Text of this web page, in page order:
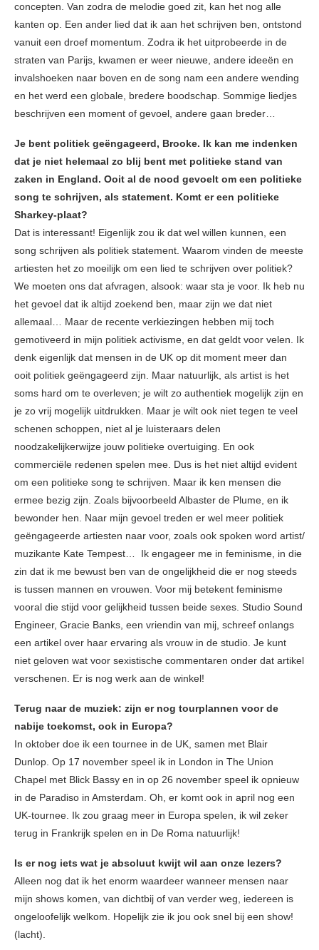
concepten. Van zodra de melodie goed zit, kan het nog alle
kanten op. Een ander lied dat ik aan het schrijven ben, ontstond
vanuit een droef momentum. Zodra ik het uitprobeerde in de
straten van Parijs, kwamen er weer nieuwe, andere ideeën en
invalshoeken naar boven en de song nam een andere wending
en het werd een globale, bredere boodschap. Sommige liedjes
beschrijven een moment of gevoel, andere gaan breder…
Je bent politiek geëngageerd, Brooke. Ik kan me indenken
dat je niet helemaal zo blij bent met politieke stand van
zaken in England. Ooit al de nood gevoelt om een politieke
song te schrijven, als statement. Komt er een politieke
Sharkey-plaat?
Dat is interessant! Eigenlijk zou ik dat wel willen kunnen, een
song schrijven als politiek statement. Waarom vinden de meeste
artiesten het zo moeilijk om een lied te schrijven over politiek?
We moeten ons dat afvragen, alsook: waar sta je voor. Ik heb nu
het gevoel dat ik altijd zoekend ben, maar zijn we dat niet
allemaal… Maar de recente verkiezingen hebben mij toch
gemotiveerd in mijn politiek activisme, en dat geldt voor velen. Ik
denk eigenlijk dat mensen in de UK op dit moment meer dan
ooit politiek geëngageerd zijn. Maar natuurlijk, als artist is het
soms hard om te overleven; je wilt zo authentiek mogelijk zijn en
je zo vrij mogelijk uitdrukken. Maar je wilt ook niet tegen te veel
schenen schoppen, niet al je luisteraars delen
noodzakelijkerwijze jouw politieke overtuiging. En ook
commerciële redenen spelen mee. Dus is het niet altijd evident
om een politieke song te schrijven. Maar ik ken mensen die
ermee bezig zijn. Zoals bijvoorbeeld Albaster de Plume, en ik
bewonder hen. Naar mijn gevoel treden er wel meer politiek
geëngageerde artiesten naar voor, zoals ook spoken word artist/
muzikante Kate Tempest… Ik engageer me in feminisme, in die
zin dat ik me bewust ben van de ongelijkheid die er nog steeds
is tussen mannen en vrouwen. Voor mij betekent feminisme
vooral die stijd voor gelijkheid tussen beide sexes. Studio Sound
Engineer, Gracie Banks, een vriendin van mij, schreef onlangs
een artikel over haar ervaring als vrouw in de studio. Je kunt
niet geloven wat voor sexistische commentaren onder dat artikel
verschenen. Er is nog werk aan de winkel!
Terug naar de muziek: zijn er nog tourplannen voor de
nabije toekomst, ook in Europa?
In oktober doe ik een tournee in de UK, samen met Blair
Dunlop. Op 17 november speel ik in London in The Union
Chapel met Blick Bassy en in op 26 november speel ik opnieuw
in de Paradiso in Amsterdam. Oh, er komt ook in april nog een
UK-tournee. Ik zou graag meer in Europa spelen, ik wil zeker
terug in Frankrijk spelen en in De Roma natuurlijk!
Is er nog iets wat je absoluut kwijt wil aan onze lezers?
Alleen nog dat ik het enorm waardeer wanneer mensen naar
mijn shows komen, van dichtbij of van verder weg, iedereen is
ongeloofelijk welkom. Hopelijk zie ik jou ook snel bij een show!
(lacht).